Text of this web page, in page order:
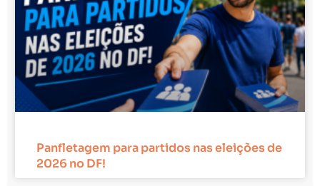
Panfletagem para partidos nas eleições de
2026 no DF!